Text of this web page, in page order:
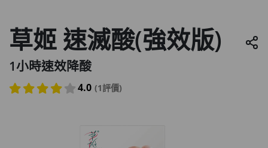
草姬 速滅酸(強效版)
1小時速效降酸
4.0 (1評價)